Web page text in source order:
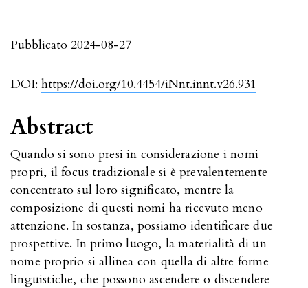
DOI: https://doi.org/10.4454/iNnt.innt.v26.931
Pubblicato 2024-08-27
Abstract
Quando si sono presi in considerazione i nomi
propri, il focus tradizionale si è prevalentemente
concentrato sul loro significato, mentre la
composizione di questi nomi ha ricevuto meno
attenzione. In sostanza, possiamo identificare due
prospettive. In primo luogo, la materialità di un
nome proprio si allinea con quella di altre forme
linguistiche, che possono ascendere o discendere